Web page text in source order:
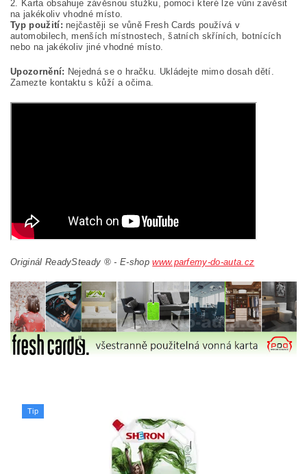
2. Karta obsahuje závěsnou stužku, pomocí které lze vůni zavěsit
na jakékoliv vhodné místo.
Typ použití: nejčastěji se vůně Fresh Cards používá v
automobilech, menších místnostech, šatních skříních, botnících
nebo na jakékoliv jiné vhodné místo.
Upozornění: Nejedná se o hračku. Ukládejte mimo dosah dětí.
Zamezte kontaktu s kůží a očima.
Originál ReadySteady ® - E-shopwww.parfemy-do-auta.cz
Tip